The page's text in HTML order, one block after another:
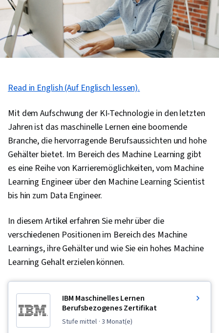
Read in English (Auf Englisch lessen).
Mit dem Aufschwung der KI-Technologie in den letzten
Jahren ist das maschinelle Lernen eine boomende
Branche, die hervorragende Berufsaussichten und hohe
Gehälter bietet. Im Bereich des Machine Learning gibt
es eine Reihe von Karrieremöglichkeiten, vom Machine
Learning Engineer über den Machine Learning Scientist
bis hin zum Data Engineer.
In diesem Artikel erfahren Sie mehr über die
verschiedenen Positionen im Bereich des Machine
Learnings, ihre Gehälter und wie Sie ein hohes Machine
Learning Gehalt erzielen können.
IBM Maschinelles Lernen
Berufsbezogenes Zertifikat
stufe mittel · 3 Monat(e)